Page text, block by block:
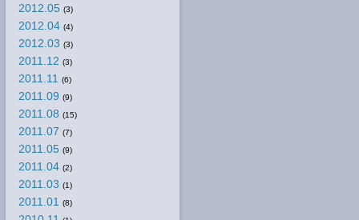
2012.05 (3)
2012.04 (4)
2012.03 (3)
2011.12 (3)
2011.11 (6)
2011.09 (9)
2011.08 (15)
2011.07 (7)
2011.05 (9)
2011.04 (2)
2011.03 (1)
2011.01 (8)